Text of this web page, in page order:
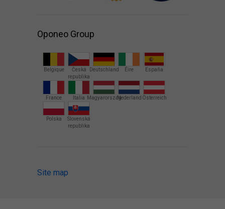
Oponeo Group
Belgique
Česká
republika
Deutschland Éire España
France Italia MagyarországNederland Österreich
Polska
Slovenská
republika
Site map